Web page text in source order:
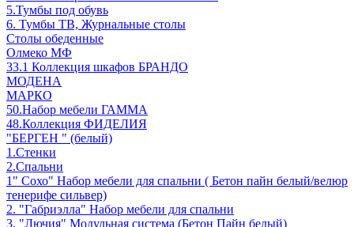
5.Тумбы под обувь
6. Тумбы ТВ, Журнальные столы
Столы обеденные
Олмеко МФ
33.1 Коллекция шкафов БРАНДО
МОДЕНА
МАРКО
50.Набор мебели ГАММА
48.Коллекция ФИДЕЛИЯ
"БЕРГЕН " (белый)
1.Стенки
2.Спальни
1" Сохо" Набор мебели для спальни ( Бетон пайн белый/велюр
тенерифе сильвер)
2. "Габриэлла" Набор мебели для спальни
3. "Лючия" Модульная система (Бетон Пайн белый)